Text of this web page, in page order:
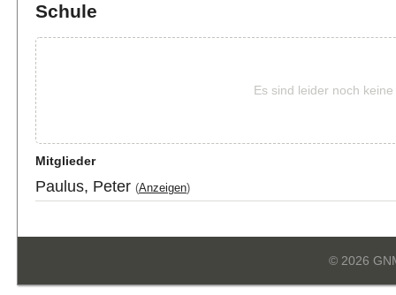
Schule
Es sind leider noch
Mitglieder
Paulus, Peter (Anzeigen)
© 2026